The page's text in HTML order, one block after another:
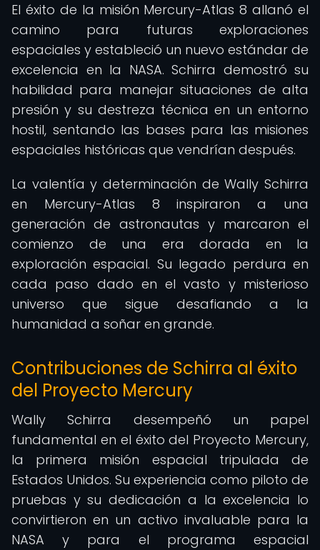
El éxito de la misión Mercury-Atlas 8 allanó el
camino para futuras exploraciones
espaciales y estableció un nuevo estándar de
excelencia en la NASA. Schirra demostró su
habilidad para manejar situaciones de alta
presión y su destreza técnica en un entorno
hostil, sentando las bases para las misiones
espaciales históricas que vendrían después.
La valentía y determinación de Wally Schirra
en Mercury-Atlas 8 inspiraron a una
generación de astronautas y marcaron el
comienzo de una era dorada en la
exploración espacial. Su legado perdura en
cada paso dado en el vasto y misterioso
universo que sigue desafiando a la
humanidad a soñar en grande.
Contribuciones de Schirra al éxito
del Proyecto Mercury
Wally Schirra desempeñó un papel
fundamental en el éxito del Proyecto Mercury,
la primera misión espacial tripulada de
Estados Unidos. Su experiencia como piloto de
pruebas y su dedicación a la excelencia lo
convirtieron en un activo invaluable para la
NASA y para el programa espacial